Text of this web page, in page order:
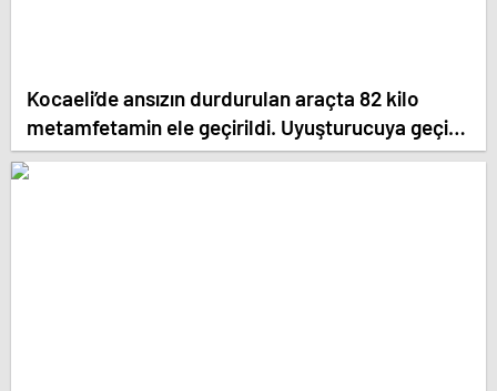
Kocaeli’de ansızın durdurulan araçta 82 kilo
metamfetamin ele geçirildi. Uyuşturucuya geçit
yok gençler ve Türkiye kurtulacak